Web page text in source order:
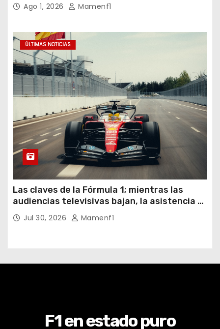
Ago 1, 2026 Mamenf1
ÚLTIMAS NOTICIAS
Las claves de la Fórmula 1; mientras las
audiencias televisivas bajan, la asistencia a
los circuitos suben y en España se nos
vienen sorpresas
Jul 30, 2026 Mamenf1
F1 en estado puro